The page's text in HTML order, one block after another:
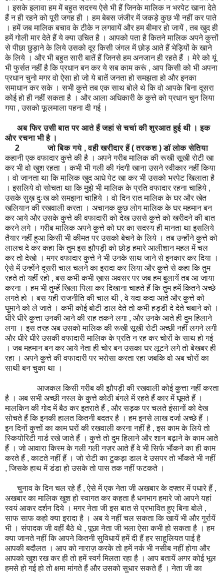
। इसके इलावा हम में बहुत सदस्य ऐसे भी हैं जिनके मालिक न भरपेट खाना देते
हैं न ही रहने को पूरी जगह ही । हम बेबस जंजीर में जकड़े कुछ भी नहीं कर पाते
। हमें जब मालिक बचाव के टीके न लगवायें और हम बीमार हो जायें , तब खुद ही
हमें गोली मार देते हैं ये क्या उचित है । आपको पता है कितने मालिक अपने कुत्तों
से पीछा छुड़ाने के लिये उसको दूर किसी जंगल में छोड़ आते हैं भेड़ियों के खाने
के लिये । और भी बहुत सारी बातें हैं जिनसे हम अनजान ही रहते हैं । मेरे को यूं
भी फुर्सत नहीं है कि प्रधान बन कर ये सब काम करूं , आप किसी को भी अपना
प्रधान चुनो मगर वो ऐसा हो जो ये बातें जनता हो समझता हो और इनका
समाधान कर सके । सभी कुत्ते तब एक साथ बोले थे कि वो आपके बिना दूसरा
कोई हो ही नहीं सकता है । और आला अधिकारी के कुत्ते को प्रधान चुन लिया
गया , उसको फूलमाला पहना दी गई ।
अब फिर उसी बात पर आते हैं जहां से चर्चा की शुरआत हुई थी । इक
और रचना भी है ।
2 जो बिक गये , वही खरीदार हैं ( तरकश ) डॉ लोक सेतिया
कहानी एक वफादार कुत्ते की है । अपने गरीब मालिक की रूखी सूखी रोटी खा
कर भी वो खुश रहता । कभी भी गली की गंदगी खाना उसने स्वीकार नहीं किया
। वो जानता था कि मालिक खुद आधे पेट खा कर भी उसको भरपेट खिलाता है
। इसलिये वो सोचता था कि मुझे भी मालिक के प्रति वफादार रहना चाहिये ,
उसके सुख़ दुःख को समझना चाहिये । वो दिन रात मालिक के घर और खेत
खलियान की रखवाली करता । अचानक कुछ लोग मालिक के घर महमान बन
कर आये और उसके कुत्ते की वफादारी को देख उससे कुत्ते को खरीदने की बात
करने लगे । गरीब मालिक अपने कुत्ते को घर का सदस्य ही मानता था इसलिये
तैयार नहीं हुआ किसी भी कीमत पर उसको बेचने के लिये । तब उन्होंने कुत्ते को
लालच दे कर कहा कि तुम इस झौपड़ी को छोड़ हमारे आलीशान महल में चल
कर तो देखो । मगर वफादार कुत्ते ने भी उनके साथ जाने से इनकार कर दिया ।
ऐसे में उन्होंने दूसरी चाल चलने का इरादा कर लिया और कुत्ते से कहा कि तुम
रहते तो यहीं रहो , बस कभी कभी ख़ास अवसर पर जब हम बुलायें तब आ जाया
करना । हम भी तुम्हें खिला पिला कर दिखाना चाहते हैं कि तुम हमें कितने अच्छे
लगते हो । बस यही राजनीति की चाल थी , वे यदा कदा आते और कुत्ते को
घुमाने को ले जाते । कभी कोई बोटी डाल देते तो कभी हड्डी दे देते चबाने को ।
धीरे धीरे कुत्ता उनकी आने की राह तकने लगा , और उनके आते ही दुम हिलाने
लगा । इस तरह अब उसको मालिक की रूखी सूखी रोटी अच्छी नहीं लगने लगी
और धीरे धीरे उसकी वफादारी मालिक के प्रति न रह कर चोरों के साथ हो गई
। जब महमान बन कर आये नेता ही चोर बन उसका घर लूटने लगे तो बेखबर ही
रहा । अपने कुत्ते की वफादारी पर भरोसा करता रहा जबकि वो अब चोरों का
साथी बन चुका था ।
आजकल किसी गरीब की झौपड़ी की रखवाली कोई कुत्ता नहीं करता
है । अब सभी अच्छी नस्ल के कुत्ते कोठी बंगले में रहते हैं कार में घूमते हैं ।
मालकिन की गोद में बैठ कर इतराते हैं , और सड़क पर चलते इंसानों को देख
सोचते हैं कि इनकी हालत कितनी बदतर है । हम इनसे लाख दर्जा अच्छे हैं ।
इन दिनों कुत्तों का काम घरों की रखवाली करना नहीं है , इस काम के लिये तो
स्कियोरिटी गार्ड रखे जाते हैं । कुत्ते तो दुम हिलाने और शान बढ़ाने के काम आते
हैं । जो आवारा किस्म के गली गली नज़र आते हैं वे भी सिर्फ भौंकने का ही काम
करते हैं , काटते नहीं हैं । जो रोटी का टुकड़ा डाल दे उसपर तो भौंकते भी नहीं
, जिसके हाथ में डंडा हो उसके तो पास तक नहीं फटकते ।
चुनाव के दिन चल रहे हैं , ऐसे में एक नेता जी अखबार के दफ्तर में पधारे हैं ,
अखबार का मालिक खुश हो स्वागत कर कहता है धनभाग हमारे जो आपने यहां
स्वयं आकर दर्शन दिये । मगर नेता जी इस बात से प्रभावित हुए बिना बोले ,
साफ साफ कहो क्या इरादा है । अब ये नहीं चल सकता कि खायें भी और गुर्रायें
भी । संपादक जी वहीं बैठे थे , पूछा नेता जी भला ऐसा कभी हो सकता है । हम
क्या जानते नहीं कि आपने कितनी सुविधायें हमें दी हैं हर साहूलियत पाई है
आपकी बदौलत । आप को नाराज़ करके तो हमें नर्क भी नसीब नहीं होगा और
आपको खुश रख कर ही तो हमें स्वर्ग मिलता रहा है । आप बतायें अगर कोई भूल
हमसे हो गई हो तो क्षमा मांगते हैं और उसको सुधार सकते हैं । नेता जी का